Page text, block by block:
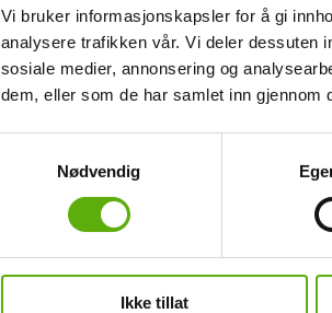
Vi bruker informasjonskapsler for å gi
analysere trafikken vår. Vi deler dessuten
sosiale medier, annonsering og
dem, eller som de har samlet inn gjennom
Nødvendig
Ikke tillat
Innfør rutiner for systematisk
Les også:Praktisk opplæring
Styrets
I borettslag og sameier er det
elsikkerheten for å forebygge
ladepunkter eller ladeanlegg for